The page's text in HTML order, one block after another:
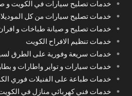
خدمات تصليح سيارات في الكويت و
خدمات تصليح سيارات من كل
خدمات تصليح و صيانة طباخات و
خدمات تنظيم الافراح الكويت
خدمات سريعة وفورية على الطرق
خدمات سيارات و تواير واطارات و
خدمات طباعة على الفنيلات فوري
خدمات فني كهربائي منازل في الكويت